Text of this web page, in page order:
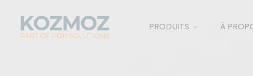
PRODUITS À